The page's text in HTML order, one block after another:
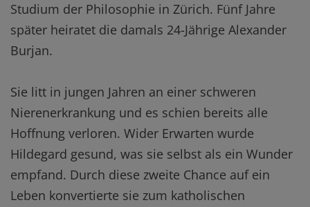
Studium der Philosophie in Zürich. Fünf Jahre
später heiratet die damals 24-Jährige Alexander
Burjan.
Sie litt in jungen Jahren an einer schweren
Nierenerkrankung und es schien bereits alle
Hoffnung verloren. Wider Erwarten wurde
Hildegard gesund, was sie selbst als ein Wunder
empfand. Durch diese zweite Chance auf ein
Leben konvertierte sie zum katholischen